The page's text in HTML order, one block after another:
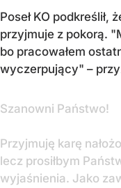
Poseł KO podkreślił,
przyjmuje z pokorą.
bo pracowałem
wyczerpujący" –
Szanowni Państwo!
Przyjmuję karę
lecz prosiłbym
wyjaśnienia. Jako